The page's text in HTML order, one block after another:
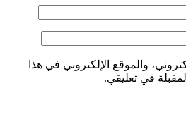
والموقع الإلكتروني في هذا
في تعليقي.